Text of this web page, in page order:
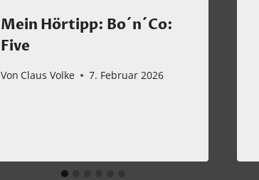
Mein Hörtipp: Bo´n´Co:
Five
Von Claus Volke 7. Februar 2026